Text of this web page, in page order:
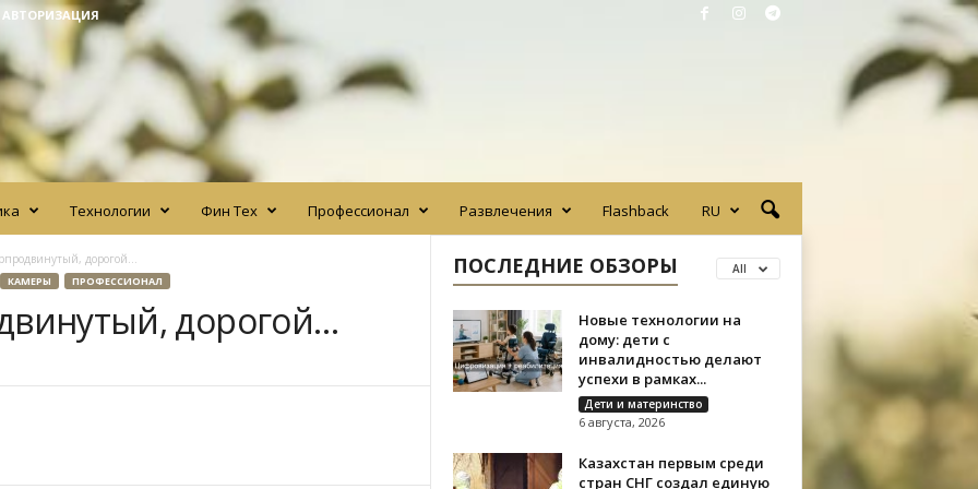
АВТОРИЗАЦИЯ
Технологии Фин Тех Профессионал Развлечения Flashback RU
дорогой…
КАМЕРЫ ПРОФЕССИОНАЛ
дорогой…
ПОСЛЕДНИЕ ОБЗОРЫ All
Новые технологии на
дому: дети с
инвалидностью делают
успехи в рамках...
Дети и материнство
6 августа, 2026
Казахстан первым среди
стран СНГ создал единую